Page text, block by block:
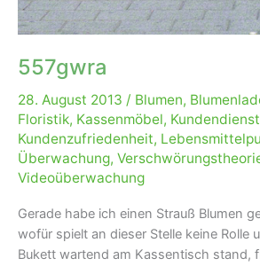
557gwra
28. August 2013 / Blumen,
Floristik, Kassenmöbel, Kundendienst
Kundenzufriedenheit,
Überwachung,
Videoüberwachung
Gerade habe ich einen Strauß Blumen
wofür spielt an dieser Stelle keine Rolle
Bukett wartend am Kassentisch stand,